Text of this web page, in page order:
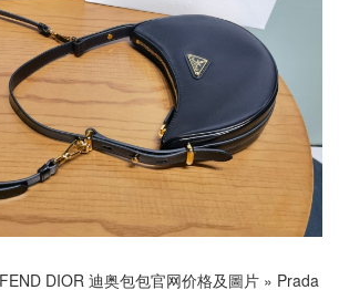
FEND DIOR 迪奥包包官网价格及圖片 » Prada